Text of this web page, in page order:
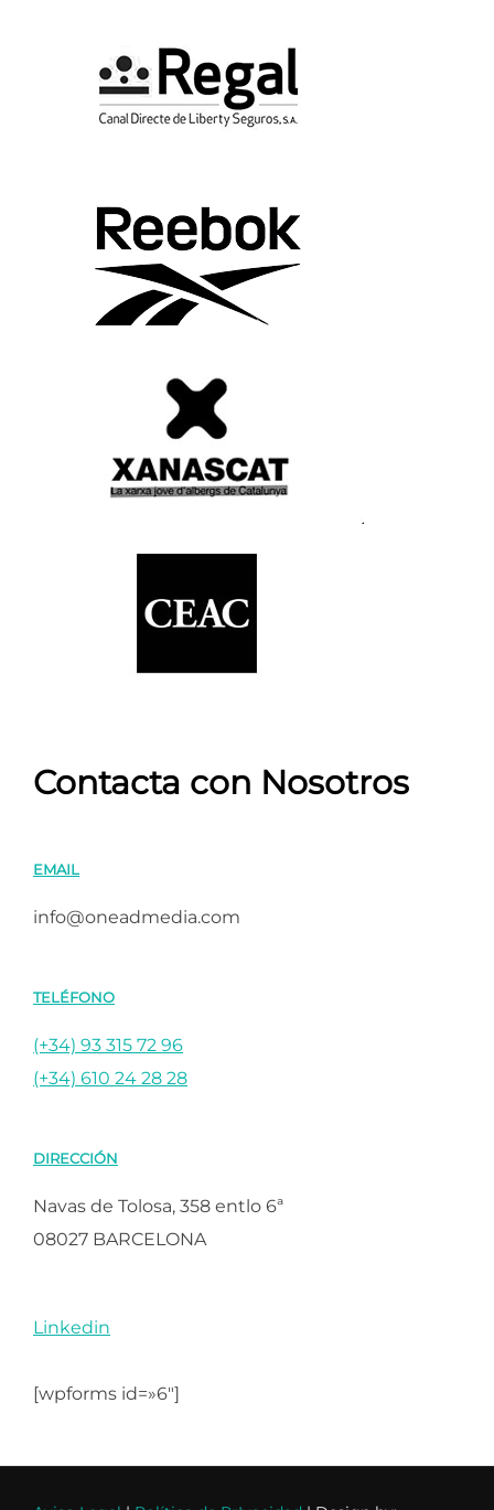
Contacta con Nosotros
EMAIL
info@oneadmedia.com
TELÉFONO
(+34) 93 315 72 96
(+34) 610 24 28 28
DIRECCIÓN
Navas de Tolosa, 358 entlo 6ª
08027 BARCELONA
Linkedin
[wpforms id=»6″]